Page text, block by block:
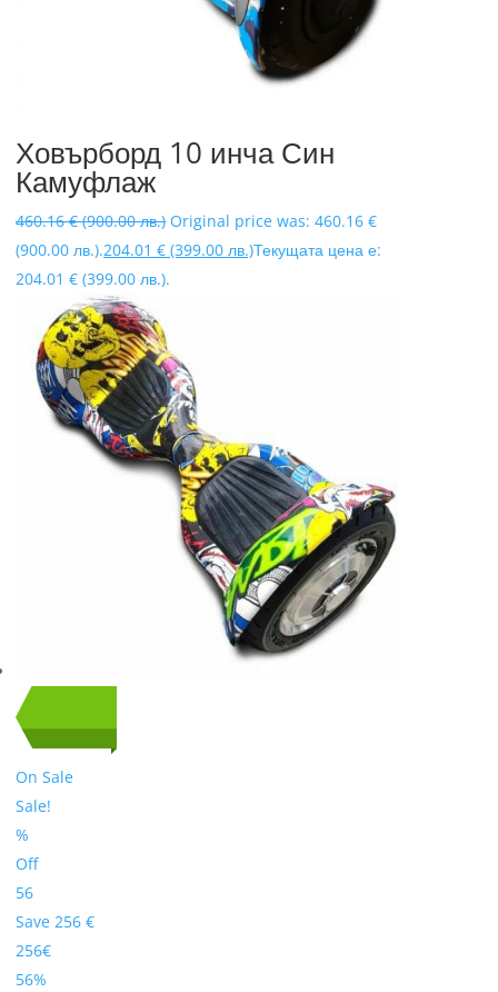
Ховърборд 10 инча Син
Камуфлаж
460.16€ (900.00 лв.) Original price was: 460.16 €
(900.00 лв.).204.01 € (399.00 лв.)Текущата цена е:
204.01 € (399.00 лв.).
On Sale
Sale!
%
Off
56
Save 256 €
256€
56%